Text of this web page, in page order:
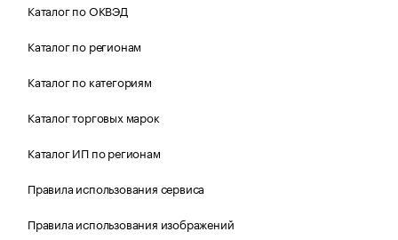
Каталог по ОКВЭД
Каталог по регионам
Каталог по категориям
Каталог торговых марок
Каталог ИП по регионам
Правила использования сервиса
Правила использования изображений